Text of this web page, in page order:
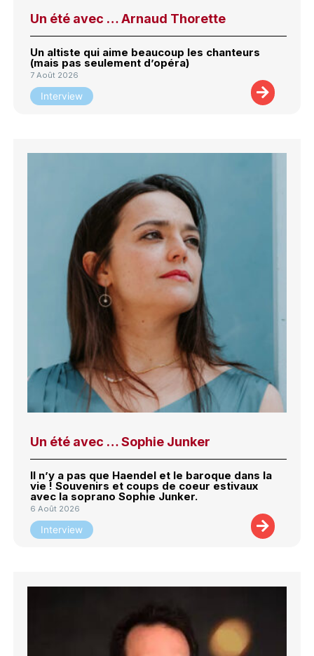
Un été avec … Arnaud Thorette
Un altiste qui aime beaucoup les chanteurs
(mais pas seulement d’opéra)
7 Août 2026
Interview
Un été avec … Sophie Junker
Il n’y a pas que Haendel et le baroque dans la
vie ! Souvenirs et coups de coeur estivaux
avec la soprano Sophie Junker.
6 Août 2026
Interview